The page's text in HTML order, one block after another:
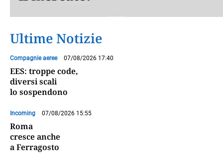
Ultime Notizie
Compagnie aeree 07/08/2026 17:40
EES: troppe code,
diversi scali
lo sospendono
Incoming 07/08/2026 15:55
Roma
cresce anche
a Ferragosto